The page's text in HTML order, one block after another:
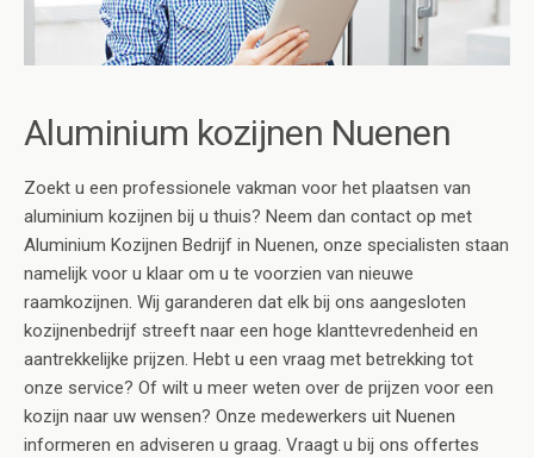
Aluminium kozijnen Nuenen
Zoekt u een professionele vakman voor het plaatsen van
aluminium kozijnen bij u thuis? Neem dan contact op met
Aluminium Kozijnen Bedrijf in Nuenen, onze specialisten staan
namelijk voor u klaar om u te voorzien van nieuwe
raamkozijnen. Wij garanderen dat elk bij ons aangesloten
kozijnenbedrijf streeft naar een hoge klanttevredenheid en
aantrekkelijke prijzen. Hebt u een vraag met betrekking tot
onze service? Of wilt u meer weten over de prijzen voor een
kozijn naar uw wensen? Onze medewerkers uit Nuenen
informeren en adviseren u graag. Vraagt u bij ons offertes